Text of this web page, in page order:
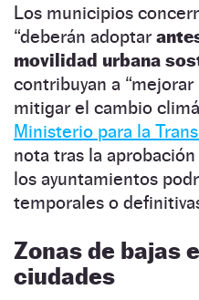
Los municipios
“deberán adoptar
movilidad urbana
contribuyan a
mitigar el cambio
Ministerio para la
nota tras la
los ayuntamientos
temporales o
Zonas de bajas
ciudades